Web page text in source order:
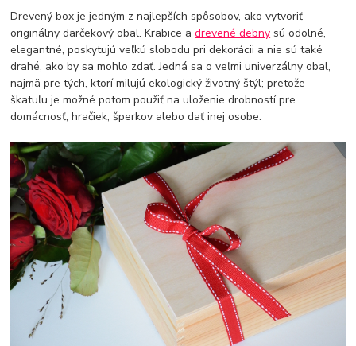
Drevený box je jedným z najlepších spôsobov, ako vytvoriť
originálny darčekový obal. Krabice adrevené debny sú odolné,
elegantné, poskytujú veľkú slobodu pri dekorácii a nie sú také
drahé, ako by sa mohlo zdať. Jedná sa o veľmi univerzálny obal,
najmä pre tých, ktorí milujú ekologický životný štýl; pretože
škatuľu je možné potom použiť na uloženie drobností pre
domácnosť, hračiek, šperkov alebo dať inej osobe.